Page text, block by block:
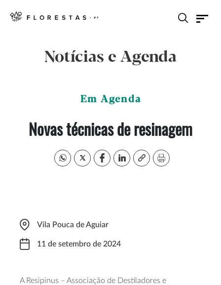
Notícias e Agenda
Em Agenda
Novas técnicas de resinagem
Vila Pouca de Aguiar
11 de setembro de 2024
A Resipinus – Associação de Destiladores e